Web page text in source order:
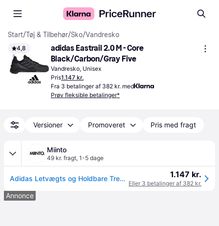
Start/Tøj & Tilbehør/Sko/Vandresko
4,8
adidas Eastrail 2.0 M - Core
Black/Carbon/Gray Five
Vandresko, Unisex
Pris1.147 kr.
Fra 3 betalinger af 382 kr. med
Prøv fleksible betalinger*
Versioner Promoveret Pris med fragt
Miinto
49 kr. fragt, 1-5 dage
Adidas Letvægts og Holdbare Trekking Sko - Træning - Herre - Sort - 43 1/3 EU - 1.147 kr.
Eller 3 betalinger af 382 kr.
Annonce